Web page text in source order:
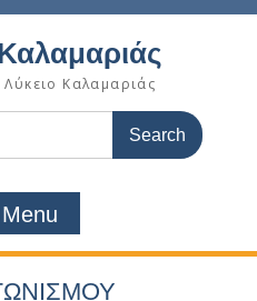
Καλαμαριάς
Menu